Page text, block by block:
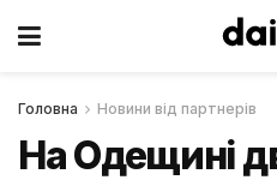
Головна Новини від партнерів
На Одещині